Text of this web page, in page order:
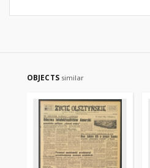
OBJECTS similar